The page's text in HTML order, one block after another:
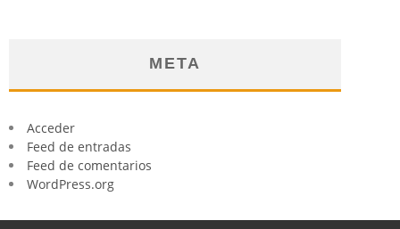
META
Acceder
Feed de entradas
Feed de comentarios
WordPress.org